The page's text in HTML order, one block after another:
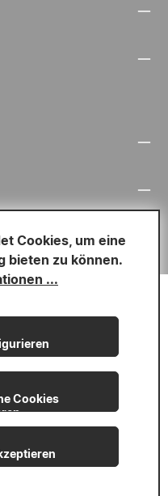
zzgl.
Cookies, um eine
bieten zu können.
...
Cookies